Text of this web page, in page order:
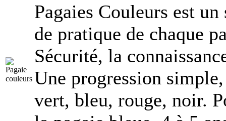
Pagaies Couleurs est
de pratique de chaque
Sécurité, la
Une progression
vert, bleu, rouge, noir.